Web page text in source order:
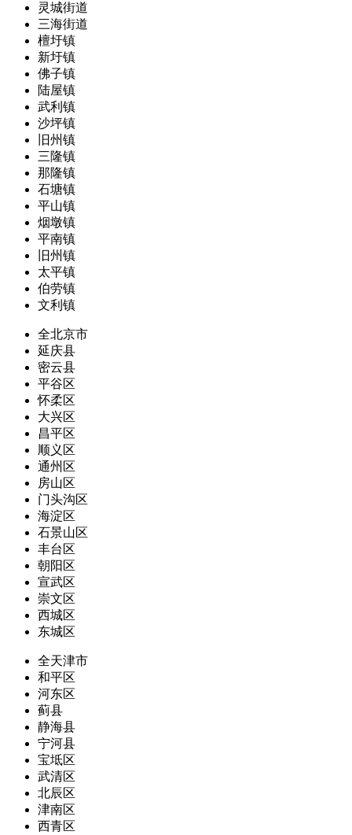
灵城街道
三海街道
檀圩镇
新圩镇
佛子镇
陆屋镇
武利镇
沙坪镇
旧州镇
三隆镇
那隆镇
石塘镇
平山镇
烟墩镇
平南镇
旧州镇
太平镇
伯劳镇
文利镇
全北京市
延庆县
密云县
平谷区
怀柔区
大兴区
昌平区
顺义区
通州区
房山区
门头沟区
海淀区
石景山区
丰台区
朝阳区
宣武区
崇文区
西城区
东城区
全天津市
和平区
河东区
蓟县
静海县
宁河县
宝坻区
武清区
北辰区
津南区
西青区